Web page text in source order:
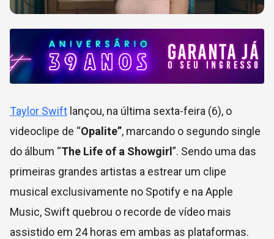
Taylor Swift lançou, na última sexta-feira (6), o
videoclipe de “Opalite”, marcando o segundo single
do álbum “The Life of a Showgirl ”. Sendo uma das
primeiras grandes artistas a estrear um clipe
musical exclusivamente no Spotify e na Apple
Music, Swift quebrou o recorde de vídeo mais
assistido em 24 horas em ambas as plataformas.